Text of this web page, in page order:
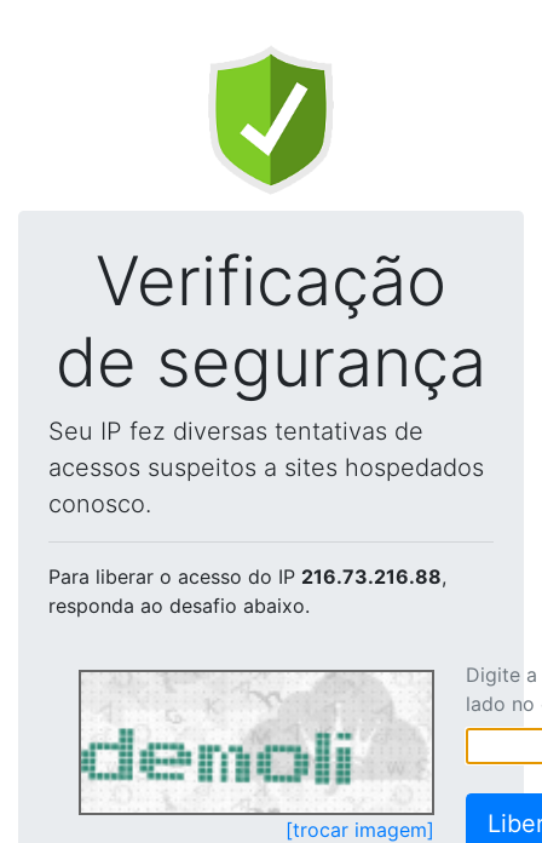
Verificação
de segurança
Seu IP fez diversas tentativas de
acessos suspeitos a sites hospedados
conosco.
Para liberar o acesso do IP 216.73.216.88,
responda ao desafio abaixo.
[trocar imagem]
Digite
lado no